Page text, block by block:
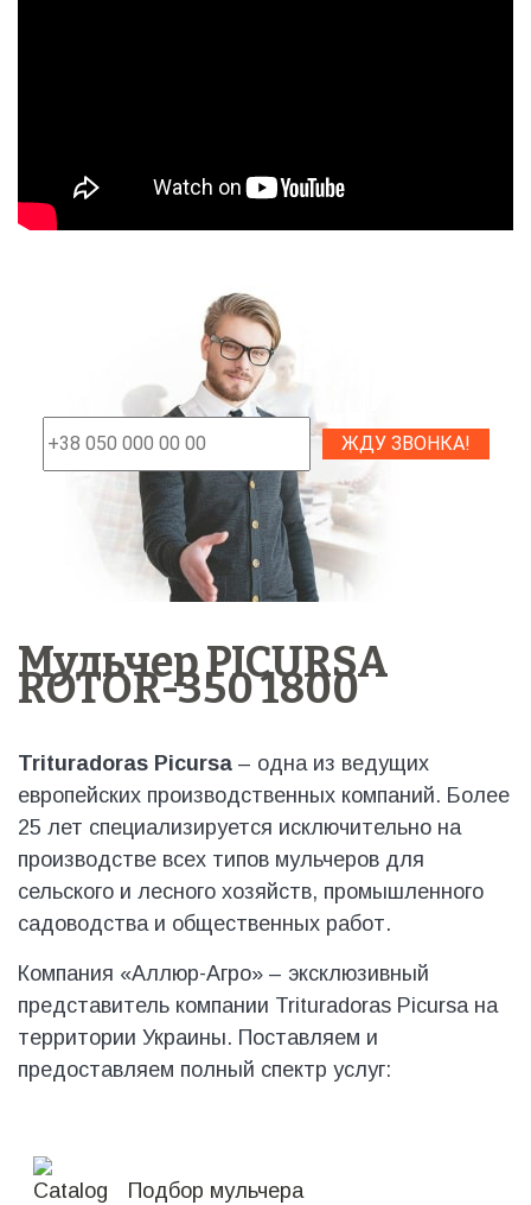
Мульчер PICURSA
ROTOR-350 1800
Trituradoras Picursa – одна из ведущих
европейских производственных компаний. Более
25 лет специализируется исключительно на
производстве всех типов мульчеров для
сельского и лесного хозяйств, промышленного
садоводства и общественных работ.
Компания «Аллюр-Агро» – эксклюзивный
представитель компании Trituradoras Picursa на
территории Украины. Поставляем и
предоставляем полный спектр услуг:
Подбор мульчера